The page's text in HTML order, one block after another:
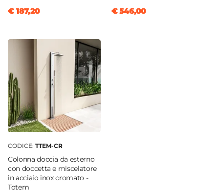
€ 187,20 € 546,00
CODICE: TTEM-CR
Colonna doccia da esterno
con doccetta e miscelatore
in acciaio inox cromato -
Totem